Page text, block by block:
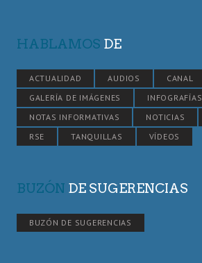
HABLAMOS DE
ACTUALIDAD AUDIOS
CANAL
GALERÍA DE IMÁGENES
INFOGRAFÍAS
NOTAS INFORMATIVAS
NOTICIAS
RSE
TANQUILLAS VÍDEOS
BUZÓN DE SUGERENCIAS
BUZÓN DE SUGERENCIAS